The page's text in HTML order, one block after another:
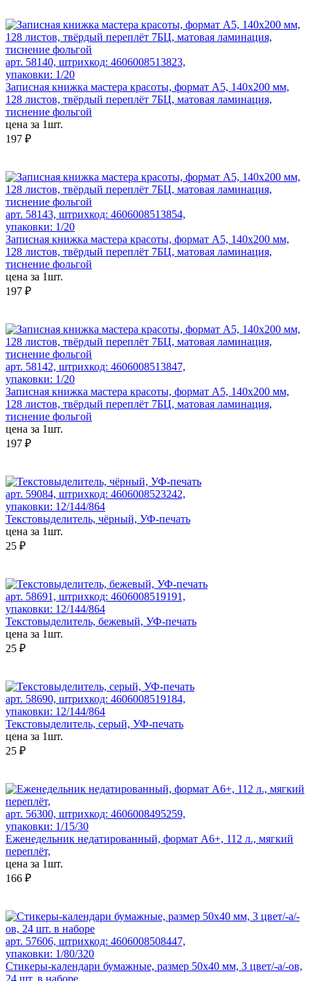
арт. 58140, штрихкод: 4606008513823,
упаковки: 1/20
Записная книжка мастера красоты, формат А5, 140х200 мм,
128 листов, твёрдый переплёт 7БЦ, матовая ламинация,
тиснение фольгой
цена за 1шт.
197 ₽
арт. 58143, штрихкод: 4606008513854,
упаковки: 1/20
Записная книжка мастера красоты, формат А5, 140х200 мм,
128 листов, твёрдый переплёт 7БЦ, матовая ламинация,
тиснение фольгой
цена за 1шт.
197 ₽
арт. 58142, штрихкод: 4606008513847,
упаковки: 1/20
Записная книжка мастера красоты, формат А5, 140х200 мм,
128 листов, твёрдый переплёт 7БЦ, матовая ламинация,
тиснение фольгой
цена за 1шт.
197 ₽
арт. 59084, штрихкод: 4606008523242,
упаковки: 12/144/864
Текстовыделитель, чёрный, УФ-печать
цена за 1шт.
25 ₽
арт. 58691, штрихкод: 4606008519191,
упаковки: 12/144/864
Текстовыделитель, бежевый, УФ-печать
цена за 1шт.
25 ₽
арт. 58690, штрихкод: 4606008519184,
упаковки: 12/144/864
Текстовыделитель, серый, УФ-печать
цена за 1шт.
25 ₽
арт. 56300, штрихкод: 4606008495259,
упаковки: 1/15/30
Еженедельник недатированный, формат А6+, 112 л., мягкий
переплёт,
цена за 1шт.
166 ₽
арт. 57606, штрихкод: 4606008508447,
упаковки: 1/80/320
Стикеры-календари бумажные, размер 50x40 мм, 3 цвет/-а/-ов,